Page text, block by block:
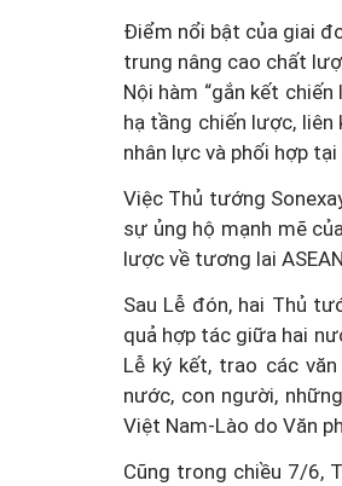
Điểm nổi bật của giai
trung nâng cao chất
Nội hàm “gắn kết
hạ tầng chiến lược,
nhân lực và phối hợp
Việc Thủ tướng
sự ủng hộ mạnh mẽ
lược về tương lai
Sau Lễ đón, hai Thủ
quả hợp tác giữa hai
Lễ ký kết, trao các
nước, con người,
Việt Nam-Lào do Văn
Cũng trong chiều 7/6,